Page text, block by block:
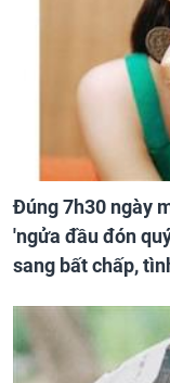
Đúng 7h30 ngày
'ngửa đầu đón
sang bất chấp,